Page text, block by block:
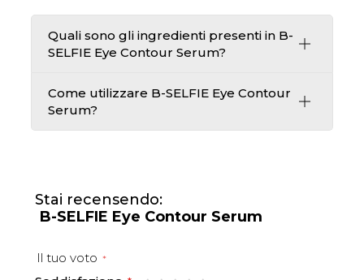
Quali sono gli ingredienti presenti in B-
SELFIE Eye Contour Serum?
Come utilizzare B-SELFIE Eye Contour
Serum?
Stai recensendo:
B-SELFIE Eye Contour Serum
Il tuo voto